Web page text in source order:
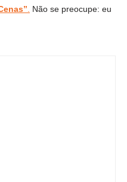
. Não se preocupe: eu